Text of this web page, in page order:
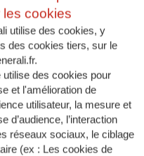
Pour les
les cookies
utilise des cookies, y
des cookies tiers, sur le
utilise des cookies pour
et l'amélioration de
utilisateur, la mesure et
d’audience, l’interaction
réseaux sociaux, le ciblage
(ex : Les cookies de